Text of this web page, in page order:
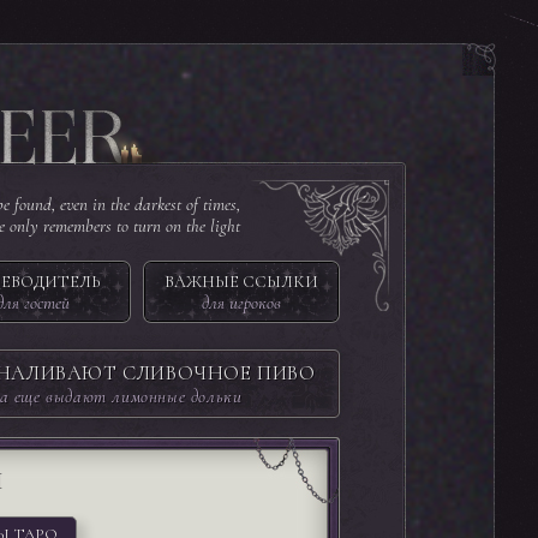
гостей
ВАЖНЫЕ ССЫЛКИ
для игроков
СЛИВОЧНОЕ ПИВО
а еще выдают лимонные дольки
found, even in the darkest of times,
only remembers to turn on the light